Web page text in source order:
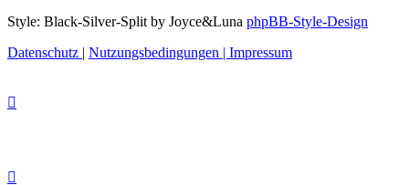
Style: Black-Silver-Split by Joyce&Luna phpBB-Style-Design
Datenschutz | Nutzungsbedingungen | Impressum